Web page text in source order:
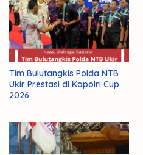
Tim Bulutangkis Polda NTB
Ukir Prestasi di Kapolri Cup
2026